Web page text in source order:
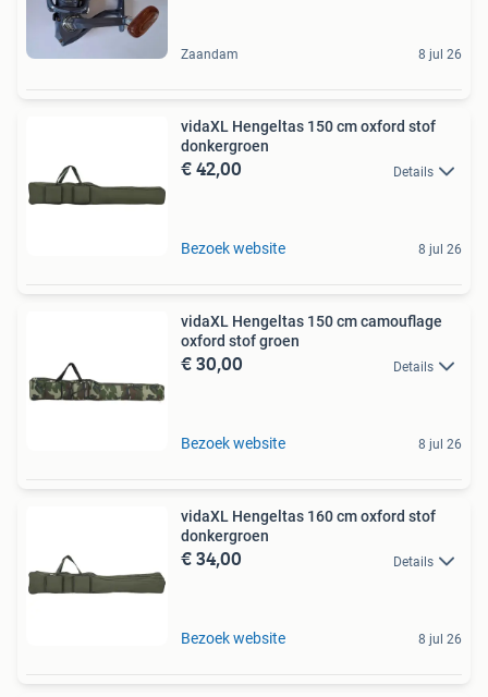
Zaandam 8 jul 26
vidaXL Hengeltas 150 cm oxford stof
donkergroen
€ 42,00 Details
Bezoek website 8 jul 26
vidaXL Hengeltas 150 cm camouflage
oxford stof groen
€ 30,00 Details
Bezoek website 8 jul 26
vidaXL Hengeltas 160 cm oxford stof
donkergroen
€ 34,00 Details
Bezoek website 8 jul 26